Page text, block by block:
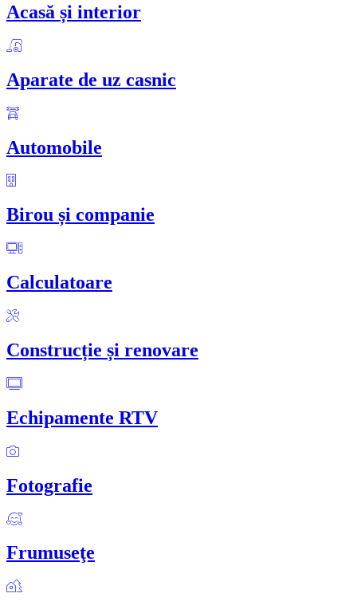
Acasă și interior
Aparate de uz casnic
Automobile
Birou și companie
Calculatoare
Construcție și renovare
Echipamente RTV
Fotografie
Frumuseţe